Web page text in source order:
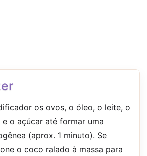
os ovos, o óleo, o leite, o
o açúcar até formar uma
(aprox. 1 minuto). Se
o coco ralado à massa para